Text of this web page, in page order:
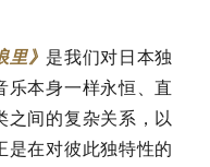
里》 是我们对日本独
乐本身一样永恒、直
之间的复杂关系，以
是在对彼此独特性的